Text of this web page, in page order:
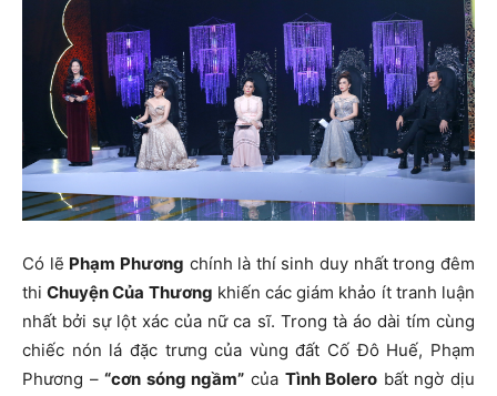
Có lẽ Phạm Phương chính là thí sinh duy nhất trong đêm
thiChuyện Của Thương khiến các giám khảo ít tranh luận
nhất bởi sự lột xác của nữ ca sĩ. Trong tà áo dài tím cùng
chiếc nón lá đặc trưng của vùng đất Cố Đô Huế, Phạm
Phương –“cơn sóng ngầm” của Tình Bolero bất ngờ dịu